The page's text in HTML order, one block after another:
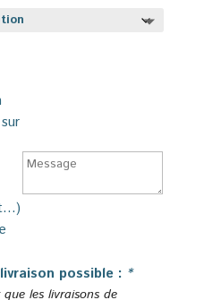
possible : *
les livraisons de